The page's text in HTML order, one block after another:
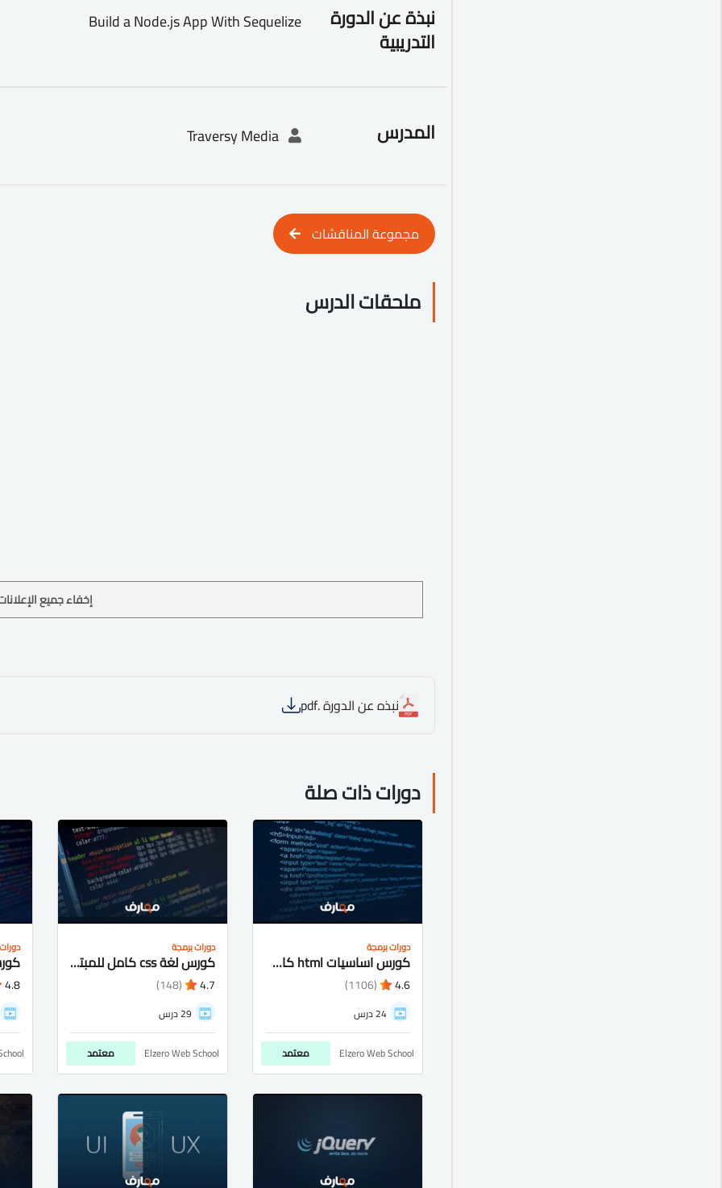
نبذة عن الدورة
التدريبية
Build a Node.js App With Sequelize
المدرس Traversy Media
مجموعة المناقشات
ملحقات الدرس
إخفاء جميع
نبذه عن الدورة .pdf
دورات ذات صلة
دورات برمجة
كورس اساسيات html كامل شرح عربى للمبتدئيين
4.6
(1106)
24 درس
Elzero Web School معتمد
دورات برمجة
كورس لغة css كامل للمبتدئيين شرح عربى
4.7
(148)
29 درس
Elzero Web School معتمد
4.8